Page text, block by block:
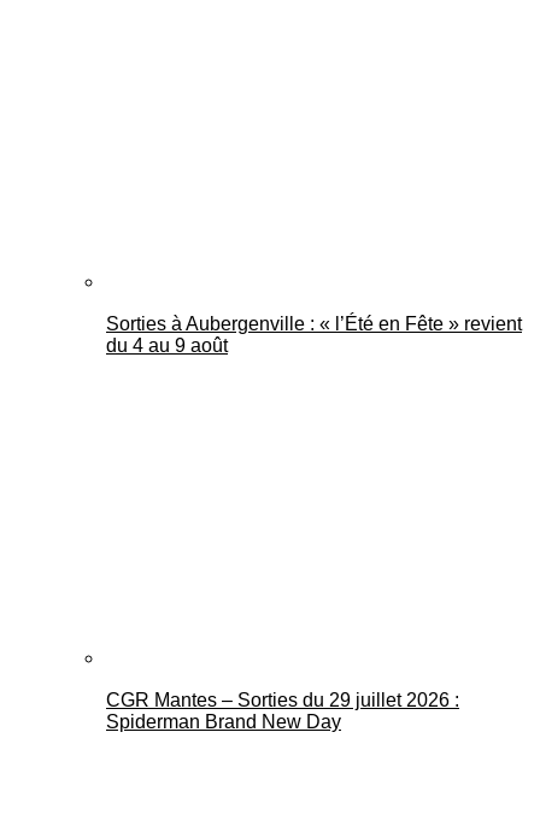
Sorties à Aubergenville : « l’Été en Fête » revient
du 4 au 9 août
CGR Mantes – Sorties du 29 juillet 2026 :
Spiderman Brand New Day